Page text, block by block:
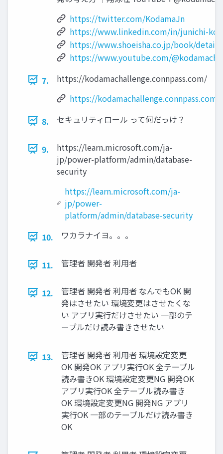
https://twitter.com/KodamaJn
https://www.linkedin.com/in/junichi-
https://www.shoeisha.co.jp/book/detail/
https://www.youtube.com/
7.
https://kodamachallenge.connpass.com/
https://kodamachallenge.connpass.com/
8.
セキュリティロール って何だっけ？
9.
https://learn.microsoft.com/ja-
jp/power-platform/admin/database-
security
https://learn.microsoft.com/ja-
jp/power-
platform/admin/database-security
10.
ワカラナイヨ。。。
11. 管理者 開発者 利用者
12.
管理者 開発者 利用者 なんでもOK 開
発はさせたい 環境変更はさせたくな
い アプリ実行だけさせたい 一部のテ
ーブルだけ読み書きさせたい
13.
管理者 開発者 利用者 環境設定変更
OK 開発OK アプリ実行OK 全テーブル
読み書きOK 環境設定変更NG 開発OK
アプリ実行OK 全テーブル読み書き
OK 環境設定変更NG 開発NG アプリ
実行OK 一部のテーブルだけ読み書き
OK